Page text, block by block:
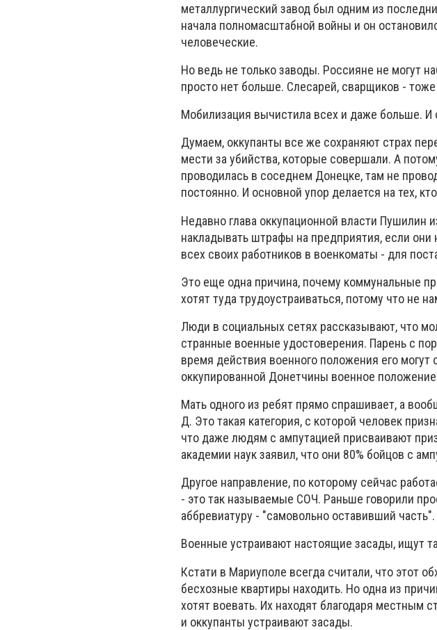
металлургический завод был одним из
начала полномасштабной войны и он
человеческие.
Но ведь не только заводы. Россияне не могут
просто нет больше. Слесарей, сварщиков - тоже
Мобилизация вычистила всех и даже больше. И
Думаем, оккупанты все же сохраняют страх
мести за убийства, которые совершали. А
проводилась в соседнем Донецке, там не
постоянно. И основной упор делается на тех,
Недавно глава оккупационной власти Пушилин
накладывать штрафы на предприятия, если они
всех своих работников в военкоматы - для
Это еще одна причина, почему коммунальные
хотят туда трудоустраиваться, потому что не
Люди в социальных сетях рассказывают, что
странные военные удостоверения. Парень с
время действия военного положения его могут
оккупированной Донетчины военное
Мать одного из ребят прямо спрашивает, а
Д. Это такая категория, с которой человек
что даже людям с ампутацией присваивают
академии наук заявил, что они 80% бойцов с
Другое направление, по которому сейчас
- это так называемые СОЧ. Раньше говорили
аббревиатуру - "самовольно оставивший часть".
Военные устраивают настоящие засады, ищут
Кстати в Мариуполе всегда считали, что этот
бесхозные квартиры находить. Но одна из
хотят воевать. Их находят благодаря местным
и оккупанты устраивают засады.